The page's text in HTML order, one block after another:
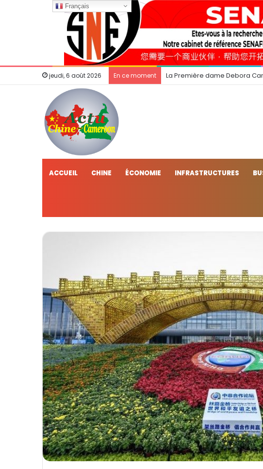
jeudi, 6 août 2026 En ce moment La Première dame Debora
ACCUEIL CHINE ÉCONOMIE INFRASTRUCTURES
Français